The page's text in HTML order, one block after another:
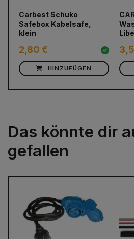
Carbest Schuko
Safebox Kabelsafe,
klein
2,80 €
HINZUFÜGEN
Das könnte dir
gefallen